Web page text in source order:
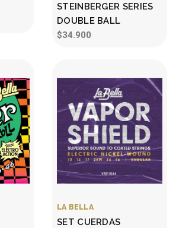
STEINBERGER SERIES
DOUBLE BALL
$34.900
LA BELLA
SET CUERDAS